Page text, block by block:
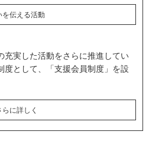
を伝える活動
充実した活動をさらに推進してい
度として、「支援会員制度」を設
らに詳しく